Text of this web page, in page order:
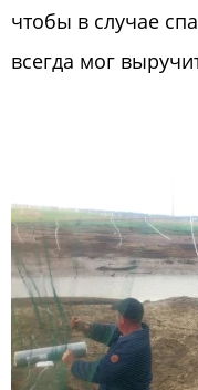
чтобы в случае
всегда мог